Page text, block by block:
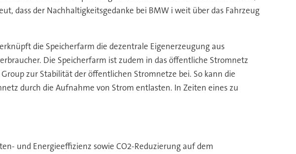
dass der Nachhaltigkeitsgedanke bei BMW i weit über das Fahrzeug
die Speicherfarm die dezentrale Eigenerzeugung aus
Die Speicherfarm ist zudem in das öffentliche Stromnetz
zur Stabilität der öffentlichen Stromnetze bei. So kann die
durch die Aufnahme von Strom entlasten. In Zeiten eines zu
und Energieeffizienz sowie CO2-Reduzierung auf dem